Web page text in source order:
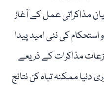
مذاکراتی عمل کے آغاز
کی نئی امید پیدا
مذاکرات کے ذریعے
ممکنہ تباہ کن نتائج